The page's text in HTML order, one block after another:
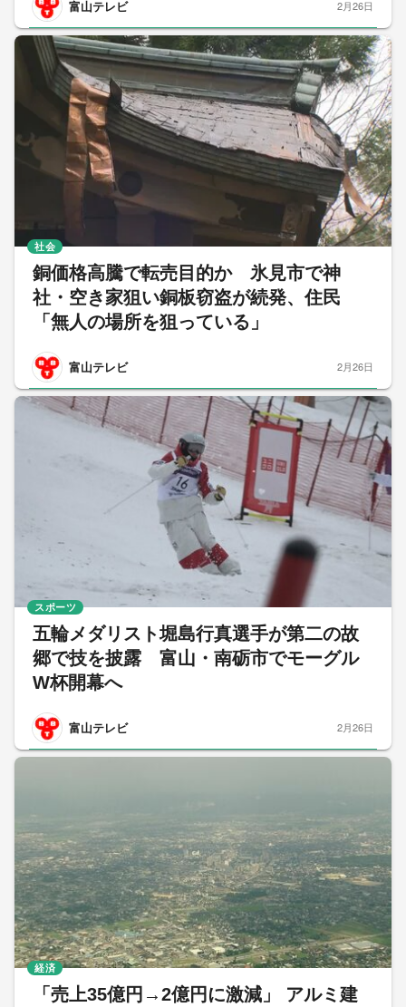
富山テレビ 2月26日
銅価格高騰で転売目的か 氷見市で神
社・空き家狙い銅板窃盗が続発、住民
「無人の場所を狙っている」
富山テレビ
社会
2月26日
五輪メダリスト堀島行真選手が第二の故
郷で技を披露 富山・南砺市でモーグル
W杯開幕へ
富山テレビ
スポーツ
2月26日
「売上35億円→2億円に激減」 アルミ建
経済